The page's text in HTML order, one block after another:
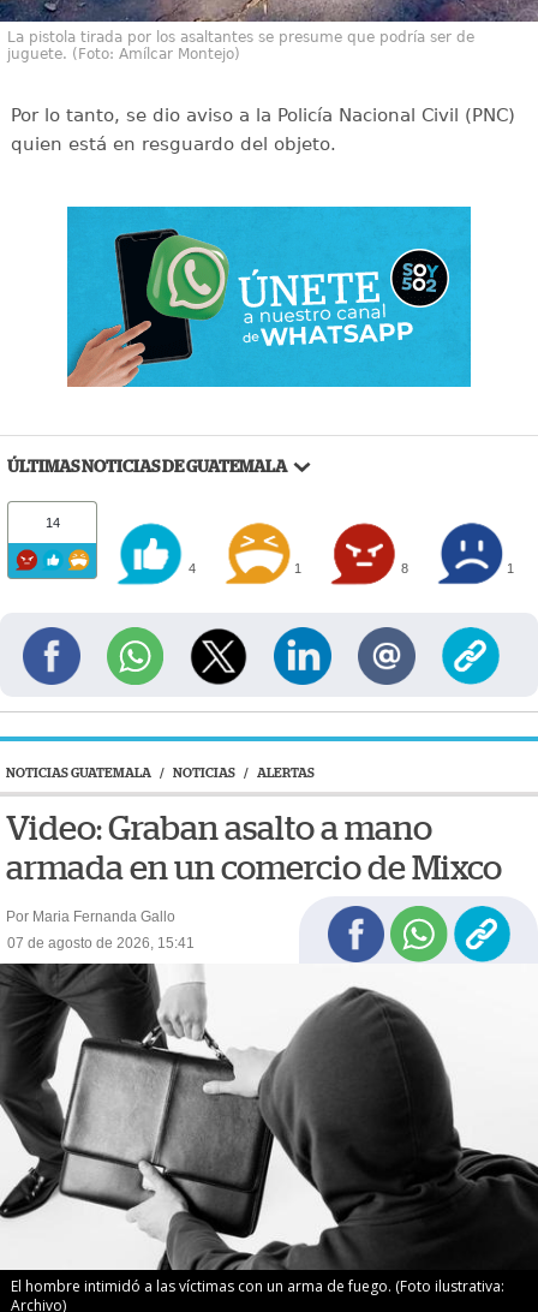
La pistola tirada por los asaltantes se presume que podría ser de
juguete. (Foto: Amílcar Montejo)
Por lo tanto, se dio aviso a la Policía Nacional Civil (PNC)
quien está en resguardo del objeto.
ÚLTIMAS NOTICIAS DE GUATEMALA
14
4 1 8 1
NOTICIAS GUATEMALA / NOTICIAS / ALERTAS
Video: Graban asalto a mano
armada en un comercio de Mixco
Por Maria Fernanda Gallo
07 de agosto de 2026, 15:41
El hombre intimidó a las víctimas con un arma de fuego. (Foto ilustrativa:
Archivo)